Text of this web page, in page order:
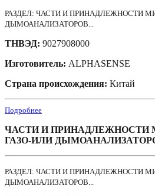
РАЗДЕЛ: ЧАСТИ И ПРИНАДЛЕЖНОСТИ
ДЫМОАНАЛИЗАТОРОВ...
ТНВЭД: 9027908000
Изготовитель: ALPHASENSE
Страна происхождения: Китай
Подробнее
ЧАСТИ И ПРИНАДЛЕЖНОСТИ
ГАЗО-ИЛИ
РАЗДЕЛ: ЧАСТИ И ПРИНАДЛЕЖНОСТИ
ДЫМОАНАЛИЗАТОРОВ...